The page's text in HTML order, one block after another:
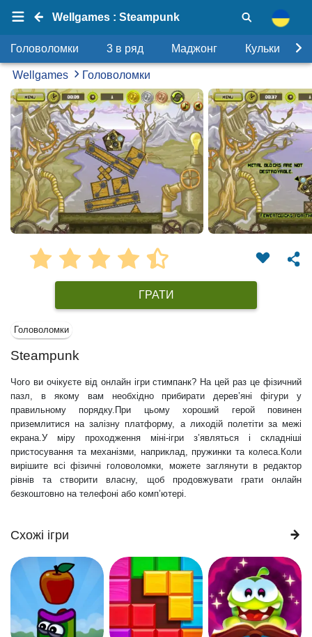
Wellgames : Steampunk
Головоломки 3 в ряд Маджонг Кульки
Wellgames Головоломки
ГРАТИ
Головоломки
Steampunk
Чого ви очікуєте від онлайн ігри стимпанк? На цей раз це фізичний
пазл, в якому вам необхідно прибирати дерев’яні фігури у
правильному порядку.При цьому хороший герой повинен
приземлитися на залізну платформу, а лиходій полетіти за межі
екрана.У міру проходження міні-ігри з’являться і складніші
пристосування та механізми, наприклад, пружинки та колеса.Коли
вирішите всі фізичні головоломки, можете заглянути в редактор
рівнів та створити власну, щоб продовжувати грати онлайн
безкоштовно на телефоні або комп’ютері.
Схожі ігри